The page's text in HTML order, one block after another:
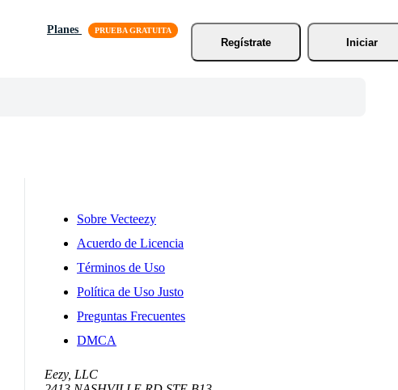
Planes
Regístrate
Iniciar
Sobre Vecteezy
Acuerdo de Licencia
Términos de Uso
Política de Uso Justo
Preguntas Frecuentes
DMCA
Eezy, LLC